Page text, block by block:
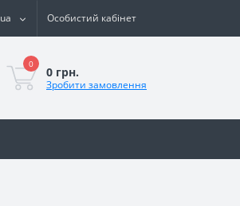
ua Особистий кабінет
0
0 грн.
Зробити замовлення